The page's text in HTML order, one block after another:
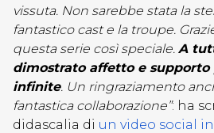
vissuta. Non sarebbe stata la
fantastico cast e la troupe.
questa serie così speciale. A
dimostrato affetto e supporto
infinite. Un ringraziamento
fantastica collaborazione”: ha
didascalia di un video social